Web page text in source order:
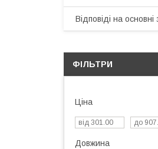
Відповіді на
ФІЛЬТРИ
Ціна
Довжина